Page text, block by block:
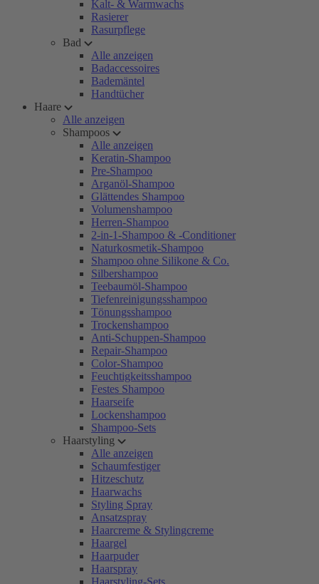
Kalt- & Warmwachs
Rasierer
Rasurpflege
Bad
Alle anzeigen
Badaccessoires
Bademäntel
Handtücher
Haare
Alle anzeigen
Shampoos
Alle anzeigen
Keratin-Shampoo
Pre-Shampoo
Arganöl-Shampoo
Glättendes Shampoo
Volumenshampoo
Herren-Shampoo
2-in-1-Shampoo & -Conditioner
Naturkosmetik-Shampoo
Shampoo ohne Silikone & Co.
Silbershampoo
Teebaumöl-Shampoo
Tiefenreinigungsshampoo
Tönungsshampoo
Trockenshampoo
Anti-Schuppen-Shampoo
Repair-Shampoo
Color-Shampoo
Feuchtigkeitsshampoo
Festes Shampoo
Haarseife
Lockenshampoo
Shampoo-Sets
Haarstyling
Alle anzeigen
Schaumfestiger
Hitzeschutz
Haarwachs
Styling Spray
Ansatzspray
Haarcreme & Stylingcreme
Haargel
Haarpuder
Haarspray
Haarstyling-Sets